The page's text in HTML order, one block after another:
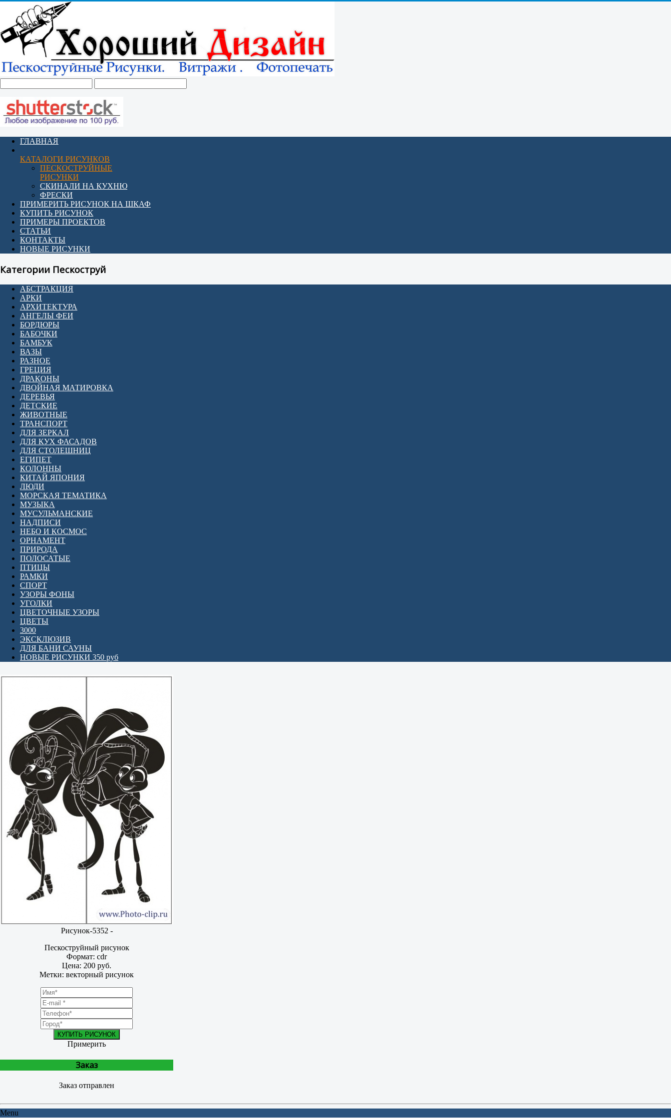
ГЛАВНАЯ
КАТАЛОГИ РИСУНКОВ
ПЕСКОСТРУЙНЫЕ
РИСУНКИ
СКИНАЛИ НА КУХНЮ
ФРЕСКИ
ПРИМЕРИТЬ РИСУНОК НА ШКАФ
КУПИТЬ РИСУНОК
ПРИМЕРЫ ПРОЕКТОВ
СТАТЬИ
КОНТАКТЫ
НОВЫЕ РИСУНКИ
Категории Пескоструй
АБСТРАКЦИЯ
АРКИ
АРХИТЕКТУРА
АНГЕЛЫ ФЕИ
БОРДЮРЫ
БАБОЧКИ
БАМБУК
ВАЗЫ
РАЗНОЕ
ГРЕЦИЯ
ДРАКОНЫ
ДВОЙНАЯ МАТИРОВКА
ДЕРЕВЬЯ
ДЕТСКИЕ
ЖИВОТНЫЕ
ТРАНСПОРТ
ДЛЯ ЗЕРКАЛ
ДЛЯ КУХ ФАСАДОВ
ДЛЯ СТОЛЕШНИЦ
ЕГИПЕТ
КОЛОННЫ
КИТАЙ ЯПОНИЯ
ЛЮДИ
МОРСКАЯ ТЕМАТИКА
МУЗЫКА
МУСУЛЬМАНСКИЕ
НАДПИСИ
НЕБО И КОСМОС
ОРНАМЕНТ
ПРИРОДА
ПОЛОСАТЫЕ
ПТИЦЫ
РАМКИ
СПОРТ
УЗОРЫ ФОНЫ
УГОЛКИ
ЦВЕТОЧНЫЕ УЗОРЫ
ЦВЕТЫ
3000
ЭКСКЛЮЗИВ
ДЛЯ БАНИ САУНЫ
НОВЫЕ РИСУНКИ 350 руб
Рисунок-5352 -
Пескоструйный рисунок
Формат: cdr
Цена: 200 руб.
Метки: векторный рисунок
КУПИТЬ РИСУНОК
Примерить
Заказ
Заказ отправлен
Menu